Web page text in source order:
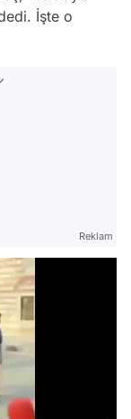
İşte o
Reklam